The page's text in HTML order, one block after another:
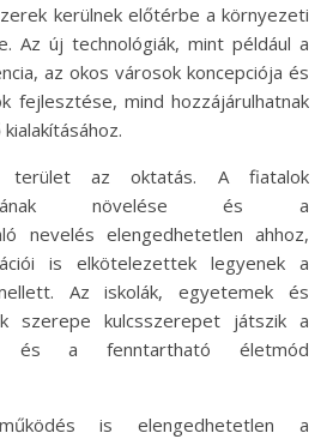
kerülnek előtérbe a környezeti
Az új technológiák, mint például a
az okos városok koncepciója és
fejlesztése, mind hozzájárulhatnak
terület az oktatás. A fiatalok
növelése és a
nevelés elengedhetetlen ahhoz,
is elkötelezettek legyenek a
Az iskolák, egyetemek és
szerepe kulcsszerepet játszik a
és a fenntartható életmód
is elengedhetetlen a